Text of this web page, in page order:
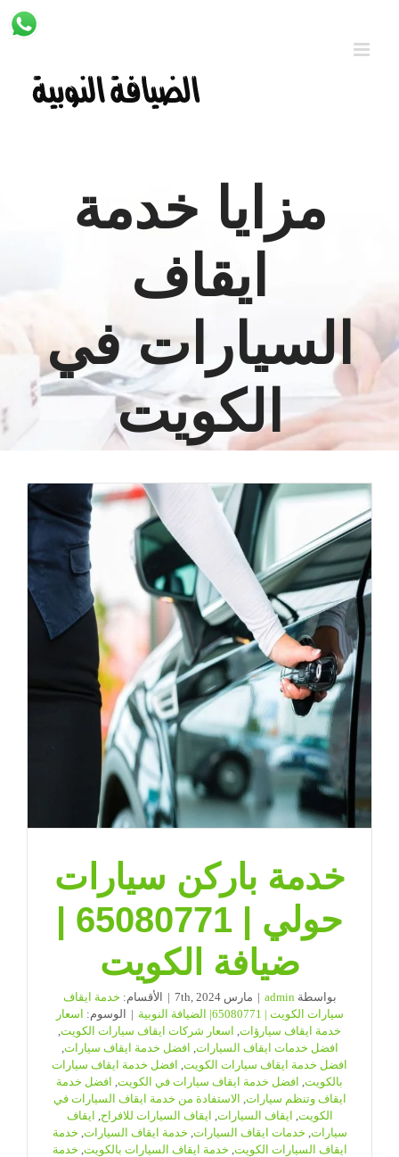
مزايا خدمة
ايقاف
السيارات في
الكويت
خدمة باركن سيارات
حولي | 65080771 |
ضيافة الكويت
بواسطة admin
| مارس 7th, 2024 | الأقسام: خدمة ايقاف
سيارات الكويت | 65080771| الضيافة النوبية
| الوسوم: اسعار
خدمة ايقاف سيارؤات
اسعار شركات ايقاف سيارات الكويت
افضل خدمات ايقاف السيارات
افضل خدمة ايقاف سيارات
افضل خدمة ايقاف سيارات الكويت
افضل خدمة ايقاف سيارات
بالكويت
افضل خدمة ايقاف سيارات في الكويت
افضل خدمة
ايقاف وتنظم سيارات
الاستفادة من خدمة ايقاف السيارات في
الكويت
ايقاف السيارات ايقاف السيارات للافراح
ايقاف
سيارات خدمات ايقاف السيارات خدمة ايقاف السيارات خدمة
ايقاف السيارات الكويت خدمة ايقاف السيارات بالكويت خدمة